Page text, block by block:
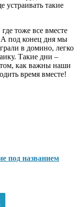
устраивать такие
тоже все вместе
А под конец дня мы
в домино, легко
Такие дни –
как важны наши
время вместе!
под названием